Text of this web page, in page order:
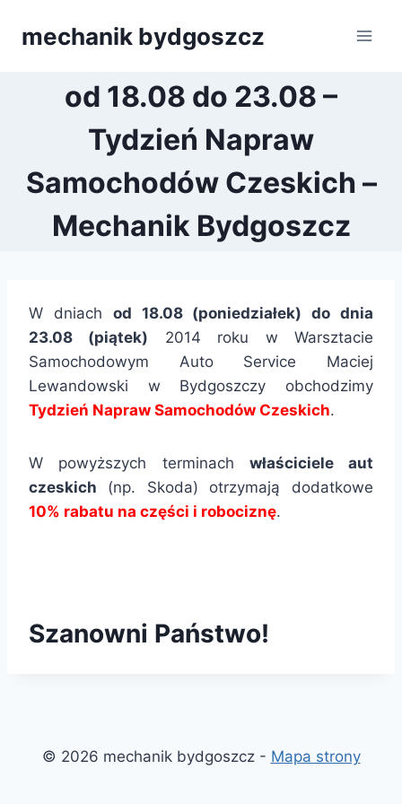
mechanik bydgoszcz
od 18.08 do 23.08 –
Tydzień Napraw
Samochodów Czeskich –
Mechanik Bydgoszcz
W dniach od 18.08 (poniedziałek) do dnia
23.08 (piątek) 2014 roku w Warsztacie
Samochodowym Auto Service Maciej
Lewandowski w Bydgoszczy obchodzimy
Tydzień Napraw Samochodów Czeskich.
W powyższych terminach właściciele aut
czeskich (np. Skoda) otrzymają dodatkowe
10% rabatu na części i robociznę.
Szanowni Państwo!
© 2026 mechanik bydgoszcz - Mapa strony